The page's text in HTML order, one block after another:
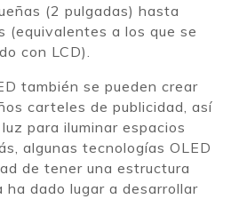
(2 pulgadas) hasta
(equivalentes a los que se
con LCD).
también se pueden crear
carteles de publicidad, así
para iluminar espacios
algunas tecnologías OLED
de tener una estructura
ha dado lugar a desarrollar